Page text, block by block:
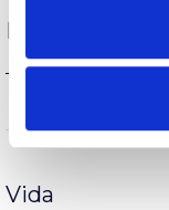
Desempenho
Vida